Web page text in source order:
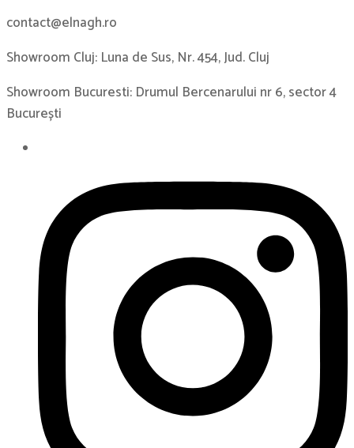
contact@elnagh.ro
Showroom Cluj: Luna de Sus, Nr. 454, Jud. Cluj
Showroom Bucuresti: Drumul Bercenarului nr 6, sector 4
București